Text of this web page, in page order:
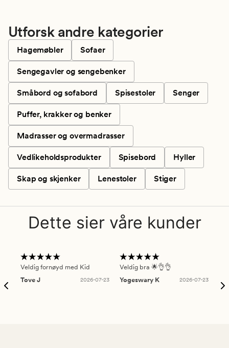
Utforsk andre kategorier
Hagemøbler Sofaer
Sengegavler og sengebenker
Småbord og sofabord Spisestoler Senger
Puffer, krakker og benker
Madrasser og overmadrasser
Vedlikeholdsprodukter Spisebord Hyller
Skap og skjenker Lenestoler Stiger
Dette sier våre kunder
Veldig fornøyd med Kid
Tove J
2026-07-23
Veldig bra 🌟👌👌
Yogeswary K
2026-07-23